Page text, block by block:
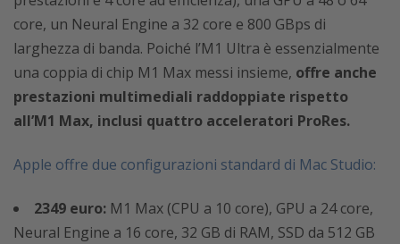
core, un Neural Engine a 32 core e 800 GBps di
larghezza di banda. Poiché l’M1 Ultra è essenzialmente
una coppia di chip M1 Max messi insieme, offre anche
prestazioni multimediali raddoppiate rispetto
all’M1 Max, inclusi quattro acceleratori ProRes.
Apple offre due configurazioni standard di Mac Studio:
2349 euro: M1 Max (CPU a 10 core), GPU a 24 core,
Neural Engine a 16 core, 32 GB di RAM, SSD da 512 GB